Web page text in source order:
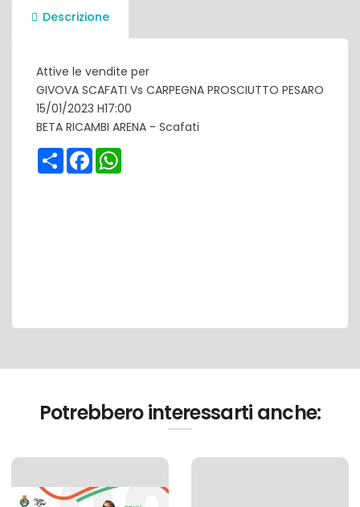
Descrizione
Attive le vendite per
GIVOVA SCAFATI Vs CARPEGNA PROSCIUTTO PESARO
15/01/2023 H17:00
BETA RICAMBI ARENA - Scafati
Share Facebook
Potrebbero interessarti anche: